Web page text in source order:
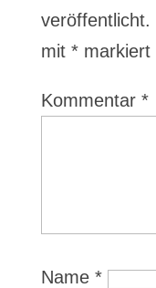
veröffentlicht.
mit *markiert
Kommentar *
Name *